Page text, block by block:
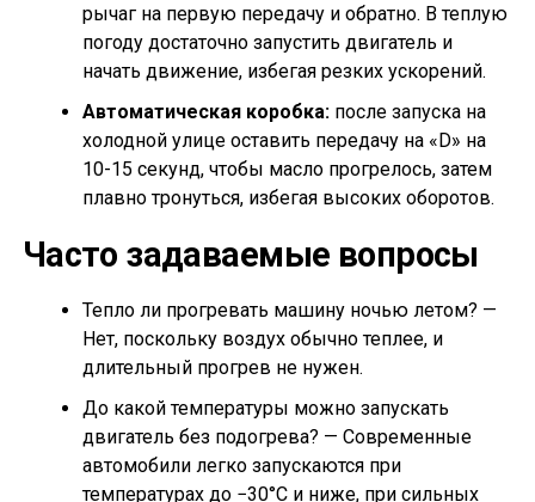
рычаг на первую передачу и обратно. В теплую
погоду достаточно запустить двигатель и
начать движение, избегая резких ускорений.
Автоматическая коробка:после запуска на
холодной улице оставить передачу на «D» на
10-15 секунд, чтобы масло прогрелось, затем
плавно тронуться, избегая высоких оборотов.
Часто задаваемые вопросы
Тепло ли прогревать машину ночью летом? —
Нет, поскольку воздух обычно теплее, и
длительный прогрев не нужен.
До какой температуры можно запускать
двигатель без подогрева? — Современные
автомобили легко запускаются при
температурах до −30°C и ниже, при сильных